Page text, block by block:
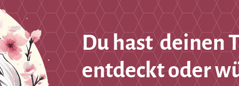
Du hast deinen
entdeckt oder